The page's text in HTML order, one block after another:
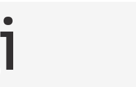
e Cuidado no